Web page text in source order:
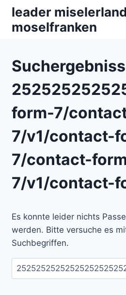
Zum
Inhalt
springen
leader miselerland
moselfranken
form-7/
7/v1/contact-
7/contact-
7/v1/contact-
Es konnte leider nichts
werden. Bitte versuche es
Suchbegriffen.
Suchen
nach: